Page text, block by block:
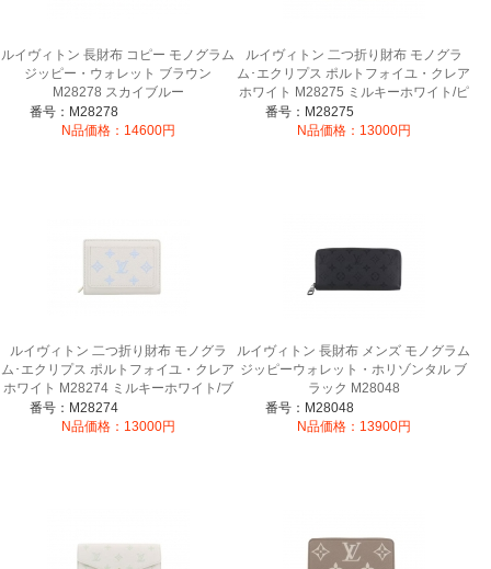
ルイヴィトン 長財布 コピー モノグラム
ジッピー・ウォレット ブラウン
M28278 スカイブルー
番号：M28278
N品価格：14600円
ルイヴィトン 二つ折り財布 モノグラ
ム･エクリプス ポルトフォイユ・クレア
ホワイト M28275 ミルキーホワイト/ピ
ーチ
番号：M28275
N品価格：13000円
ルイヴィトン 二つ折り財布 モノグラ
ム･エクリプス ポルトフォイユ・クレア
ホワイト M28274 ミルキーホワイト/ブ
ルー
番号：M28274
N品価格：13000円
ルイヴィトン 長財布 メンズ モノグラム
ジッピーウォレット・ホリゾンタル ブ
ラック M28048
番号：M28048
N品価格：13900円